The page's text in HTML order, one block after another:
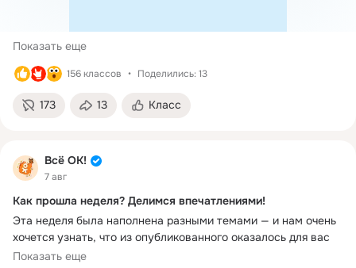
Показать еще
156 классов Поделились: 13
173 13 Класс
Всё ОК!
7 авг
Как прошла неделя? Делимся впечатлениями!
Эта неделя была наполнена разными темами — и нам очень
хочется узнать, что из опубликованного оказалось для вас
самым интересным или полезным
Показать еще